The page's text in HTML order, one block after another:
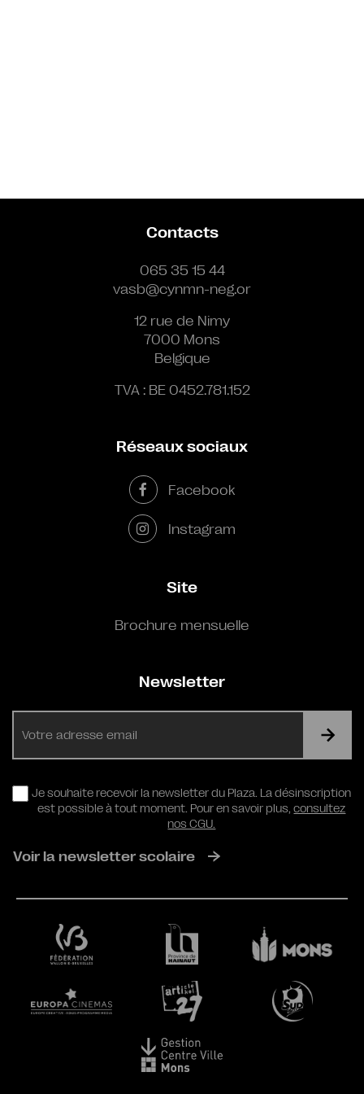
Contacts
065 35 15 44
vasb@cynmn-neg.or
12 rue de Nimy
7000 Mons
Belgique
TVA : BE 0452.781.152
Réseaux sociaux
Facebook
Instagram
Site
Brochure mensuelle
Newsletter
RGPD
Je souhaite recevoir la newsletter du Plaza. La désinscription
est possible à tout moment. Pour en savoir plus,consultez
nos CGU.
Voir la newsletter scolaire